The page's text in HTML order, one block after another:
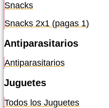
Snacks
Snacks 2x1 (pagas 1)
Antiparasitarios
Antiparasitarios
Juguetes
Todos los Juguetes